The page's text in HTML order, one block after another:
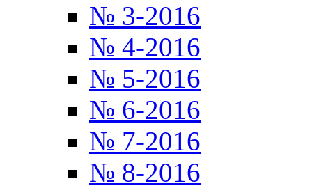
№ 3-2016
№ 4-2016
№ 5-2016
№ 6-2016
№ 7-2016
№ 8-2016